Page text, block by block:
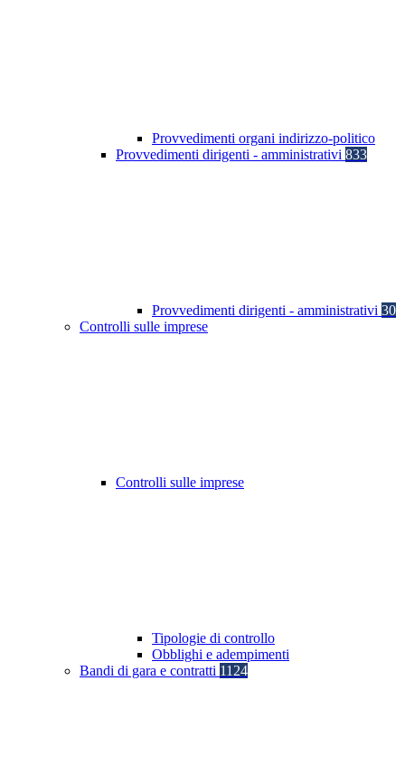
Provvedimenti organi indirizzo-politico
Provvedimenti dirigenti - amministrativi 833
Provvedimenti dirigenti - amministrativi 30
Controlli sulle imprese
Controlli sulle imprese
Tipologie di controllo
Obblighi e adempimenti
Bandi di gara e contratti 1124